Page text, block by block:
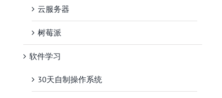
云服务器
树莓派
软件学习
30天自制操作系统